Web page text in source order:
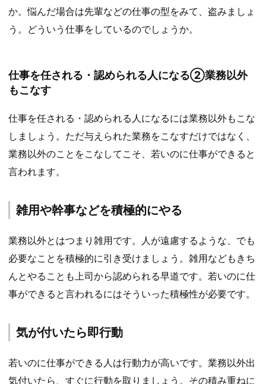
か。悩んだ場合は先輩などの仕事の型をみて、盗みましょ
う。どういう仕事をしているのでしょうか。
仕事を任される・認められる人になる②業務以外
もこなす
仕事を任される・認められる人になるには業務以外もこな
しましょう。ただ与えられた業務をこなすだけではなく、
業務以外のことをこなしてこそ、若いのに仕事ができると
言われます。
雑用や幹事などを積極的にやる
業務以外とはつまり雑用です。人が遠慮するような、でも
必要なことを積極的に引き受けましょう。雑用などもきち
んとやることも上司から認められる早道です。若いのに仕
事ができると言われるにはそういった積極性が必要です。
気が付いたら即行動
若いのに仕事ができる人は行動力が高いです。業務以外出
気付いたら、すぐに行動を取りましょう。その積み重ねに